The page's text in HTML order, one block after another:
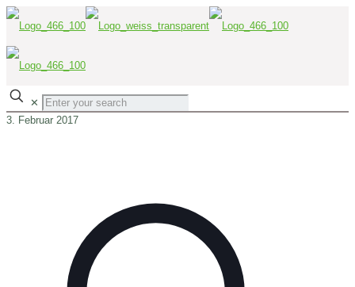
✕
3. Februar 2017